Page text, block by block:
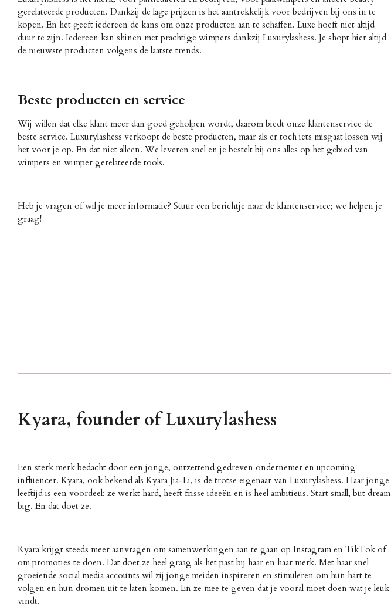
gerelateerde producten. Dankzij de lage prijzen is het aantrekkelijk voor bedrijven bij ons in te
kopen. En het geeft iedereen de kans om onze producten aan te schaffen. Luxe hoeft niet altijd
duur te zijn. Iedereen kan shinen met prachtige wimpers dankzij Luxurylashess. Je shopt hier altijd
de nieuwste producten volgens de laatste trends.
Beste producten en service
Wij willen dat elke klant meer dan goed geholpen wordt, daarom biedt onze klantenservice de
beste service. Luxurylashess verkoopt de beste producten, maar als er toch iets misgaat lossen wij
het voor je op. En dat niet alleen. We leveren snel en je bestelt bij ons alles op het gebied van
wimpers en wimper gerelateerde tools.
Heb je vragen of wil je meer informatie? Stuur een berichtje naar de klantenservice; we helpen je
graag!
Kyara, founder of Luxurylashess
Een sterk merk bedacht door een jonge, ontzettend gedreven ondernemer en upcoming
influencer. Kyara, ook bekend als Kyara Jia-Li, is de trotse eigenaar van Luxurylashess. Haar jonge
leeftijd is een voordeel: ze werkt hard, heeft frisse ideeën en is heel ambitieus. Start small, but dream
big. En dat doet ze.
Kyara krijgt steeds meer aanvragen om samenwerkingen aan te gaan op Instagram en TikTok of
om promoties te doen. Dat doet ze heel graag als het past bij haar en haar merk. Met haar snel
groeiende social media accounts wil zij jonge meiden inspireren en stimuleren om hun hart te
volgen en hun dromen uit te laten komen. En ze mee te geven dat je vooral moet doen wat je leuk
vindt.